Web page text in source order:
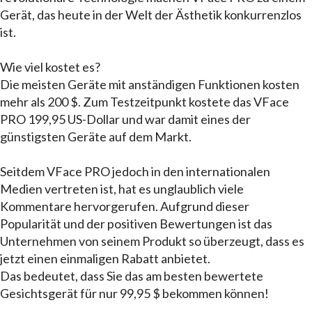
Gerät, das heute in der Welt der Ästhetik konkurrenzlos
ist.
Wie viel kostet es?
Die meisten Geräte mit anständigen Funktionen kosten
mehr als 200 $. Zum Testzeitpunkt kostete das VFace
PRO 199,95 US-Dollar und war damit eines der
günstigsten Geräte auf dem Markt.
Seitdem VFace PRO jedoch in den internationalen
Medien vertreten ist, hat es unglaublich viele
Kommentare hervorgerufen. Aufgrund dieser
Popularität und der positiven Bewertungen ist das
Unternehmen von seinem Produkt so überzeugt, dass es
jetzt einen einmaligen Rabatt anbietet.
Das bedeutet, dass Sie das am besten bewertete
Gesichtsgerät für nur 99,95 $ bekommen können!